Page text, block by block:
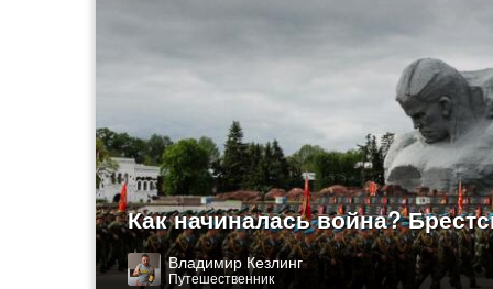
Как начиналась война?
Владимир Кезлинг
Путешественник